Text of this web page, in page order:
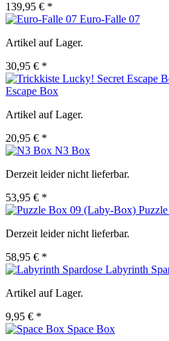
139,95 € *
Euro-Falle 07
Artikel auf Lager.
30,95 € *
Escape Box
Artikel auf Lager.
20,95 € *
N3 Box
Derzeit leider nicht lieferbar.
53,95 € *
Derzeit leider nicht lieferbar.
58,95 € *
Labyrinth
Artikel auf Lager.
9,95 € *
Space Box